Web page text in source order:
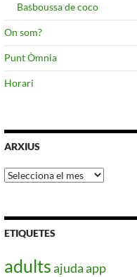
Basboussa de coco
On som?
Punt Òmnia
Horari
ARXIUS
Arxius
ETIQUETES
adultsajudaapp